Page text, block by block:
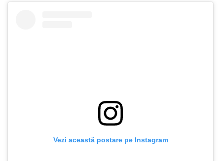
Vezi această postare pe Instagram